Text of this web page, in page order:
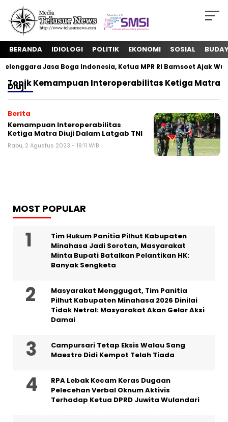
BERANDA IDIOLOGI POLITIK EKONOMI SOSIAL
Jasa Boga Indonesia, Ketua MPR RI Bamsoet Ajak
TopikKemampuan Interoperabilitas Ketiga Matra
Diuji
Berita
Kemampuan Interoperabilitas
Ketiga Matra Diuji Dalam Latgab TNI
Rabu, 2 Agustus 2023 - 19:11 WIB
MOST POPULAR
Tim Hukum Panitia Pilhut Kabupaten
Minahasa Jadi Sorotan, Masyarakat
Minta Bupati Batalkan Pelantikan HK:
Banyak Sengketa
Masyarakat Menggugat, Tim Panitia
Pilhut Kabupaten Minahasa 2026 Dinilai
Tidak Netral: Masyarakat Akan Gelar Aksi
Damai
Campursari Tetap Eksis Walau Sang
Maestro Didi Kempot Telah Tiada
RPA Lebak Kecam Keras Dugaan
Pelecehan Verbal Oknum Aktivis
Terhadap Ketua DPRD Juwita Wulandari